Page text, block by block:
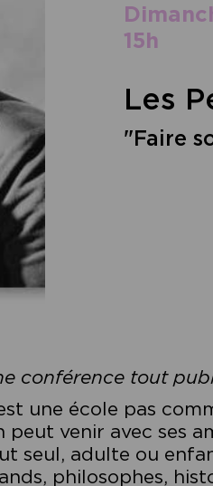
15h
Les
"Faire
conférence tout
une école pas
peut venir avec ses
seul, adulte ou
philosophes,